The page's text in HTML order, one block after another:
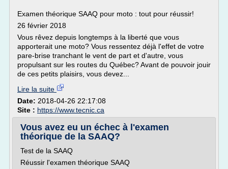
Examen théorique SAAQ pour moto : tout pour réussir!
26 février 2018
Vous rêvez depuis longtemps à la liberté que vous
apporterait une moto? Vous ressentez déjà l'effet de votre
pare-brise tranchant le vent de part et d'autre, vous
propulsant sur les routes du Québec? Avant de pouvoir jouir
de ces petits plaisirs, vous devez...
Lire la suite
Date: 2018-04-26 22:17:08
Site : https://www.tecnic.ca
Vous avez eu un échec à l'examen
théorique de la SAAQ?
Test de la SAAQ
Réussir l'examen théorique SAAQ